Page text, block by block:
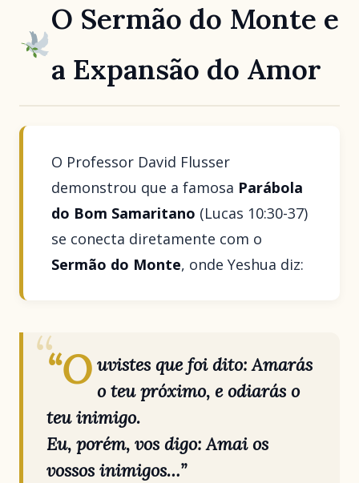
O Sermão do Monte e
a Expansão do Amor
O Professor David Flusser
demonstrou que a famosa Parábola
do Bom Samaritano (Lucas 10:30-37)
se conecta diretamente com o
Sermão do Monte, onde Yeshua diz:
“O uvistes que foi dito: Amarás
o teu próximo, e odiarás o
teu inimigo.
Eu, porém, vos digo: Amai os
vossos inimigos…”